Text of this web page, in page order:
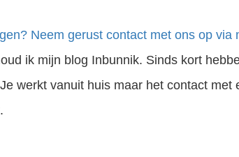
Neem gerust contact met ons op via
ik mijn blog Inbunnik. Sinds kort
werkt vanuit huis maar het contact